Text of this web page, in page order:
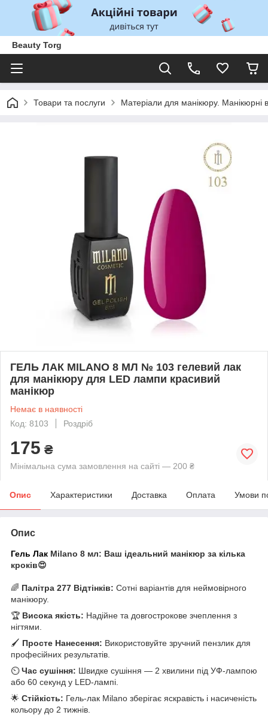
Beauty Torg
Товари та послуги Матеріали для манікюру. Манікюрні
ГЕЛЬ ЛАК MILANO 8 МЛ № 103 гелевий лак
для манікюру для LED лампи красивий
манікюр
Немає в наявності
Код: 8103
Роздріб
175 ₴
Мінімальна сума замовлення на сайті — 200 ₴
Опис Характеристики Доставка Оплата Умови
Опис
Гель Лак Milano 8 мл: Ваш ідеальний манікюр за кілька
кроків😍
🌈 Палітра 277 Відтінків: Сотні варіантів для неймовірного
манікюру.
🏆 Висока якість: Надійне та довгострокове зчеплення з
нігтями.
🖌️ Просте Нанесення: Використовуйте зручний пензлик для
професійних результатів.
⏲️Час сушіння: Швидке сушіння — 2 хвилини під УФ-лампою
або 60 секунд у LED-лампі.
🌟 Стійкість: Гель-лак Milano зберігає яскравість і насиченість
кольору до 2 тижнів.